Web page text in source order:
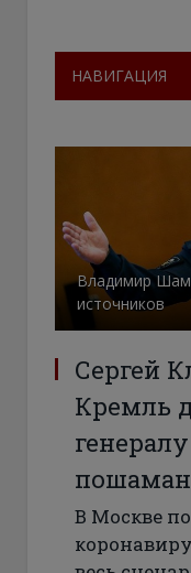
НАВИГАЦИЯ
Владимир
источников
Сергей
Кремль
В Москве